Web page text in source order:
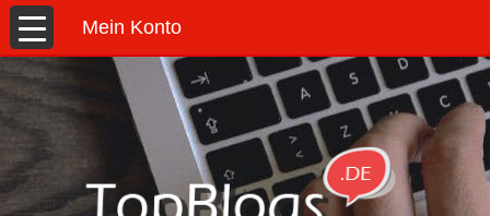
Mein Konto